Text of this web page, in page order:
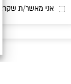
אני מאשר/ת